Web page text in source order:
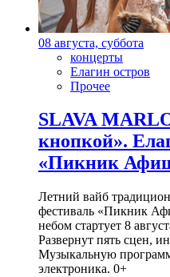
08 августа, суббота
концерты
Елагин остров
Прочее
SLAVA
кнопкой».
«Пикник
Летний вайб
фестиваль «Пикник
небом стартует 8
Развернут пять сцен,
Музыкальную
электроника. 0+